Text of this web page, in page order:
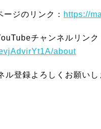
ジのリンク： https://
チャンネルリンク
about
ル登録よろしくお願いし